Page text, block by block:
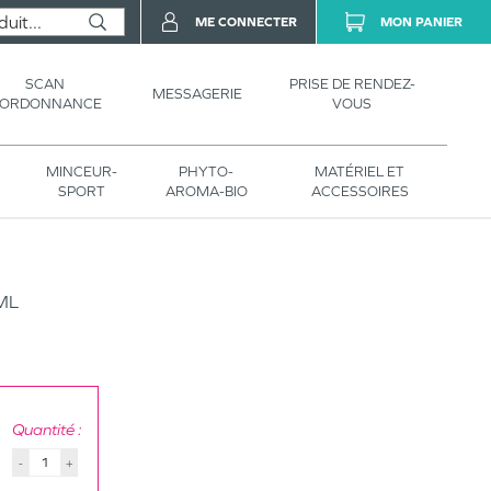
SCAN
MESSAGERIE
PRISE DE RENDEZ-
VOUS
MINCEUR-
SPORT
PHYTO-
AROMA-BIO
MATÉRIEL ET
ACCESSOIRES
ME CONNECTER MON PANIER
Quantité :
- +